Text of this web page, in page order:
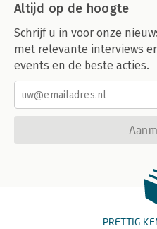
Altijd op de hoogte
Schrijf u in voor onze
met relevante interviews
events en de beste acties.
PRETTIG